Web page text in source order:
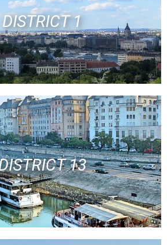
DISTRICT 1
13